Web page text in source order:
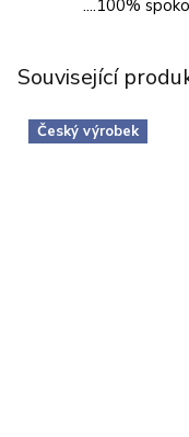
....100%
Související
Český výrobek